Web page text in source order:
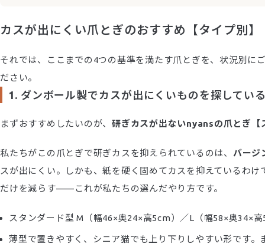
カスが出にくい爪とぎのおすすめ【タイプ別】
それでは、ここまでの4つの基準を満たす爪とぎを、状況別に
ださい。
1. ダンボール製でカスが出にくいものを探してい
まずおすすめしたいのが、 研ぎカスが出ないnyansの爪とぎ【
私たちがこの爪とぎで研ぎカスを抑えられているのは、 バージ
スが出にくい。しかも、紙を硬く固めてカスを抑えているわ
だけを減らす——これが私たちの選んだやり方です。
スタンダード型 M（幅46×奥24×高5cm）／L（幅58×奥34×
薄型で置きやすく、シニア猫でも上り下りしやすい形です